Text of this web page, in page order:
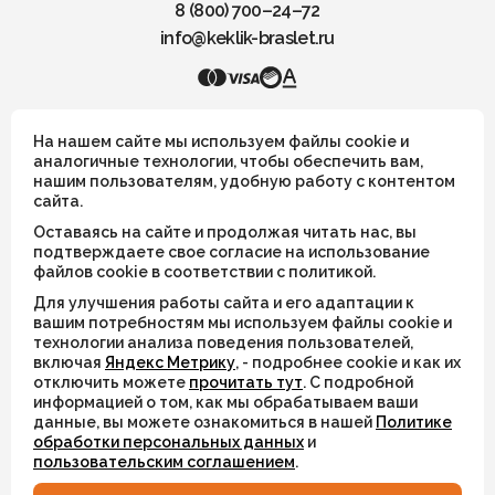
8 (800) 700–24–72
info@keklik-braslet.ru
Все украшения носят символический смысл и не имеют
целительных или иных магических свойств
ИП Шахрай Светлана Михайловна
ИНН 263500194811
ОГРН 305263515900181
© 2026
Разработка сайтаWEBELEMENT
На нашем сайте мы используем файлы cookie и
аналогичные технологии, чтобы обеспечить вам,
нашим пользователям, удобную работу с контентом
сайта.
Оставаясь на сайте и продолжая читать нас, вы
подтверждаете свое согласие на использование
файлов cookie в соответствии с политикой.
Для улучшения работы сайта и его адаптации к
вашим потребностям мы используем файлы cookie и
технологии анализа поведения пользователей,
включая Яндекс Метрику, - подробнее cookie и как их
отключить можете прочитать тут. С подробной
информацией о том, как мы обрабатываем ваши
данные, вы можете ознакомиться в нашей Политике
обработки персональных данных и
пользовательским соглашением.